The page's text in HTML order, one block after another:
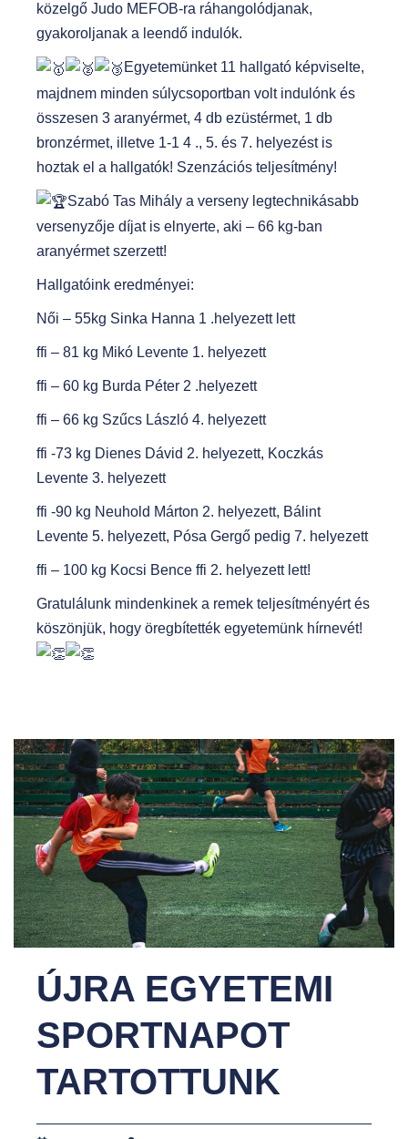
közelgő Judo MEFOB-ra ráhangolódjanak,
gyakoroljanak a leendő indulók.
Egyetemünket 11 hallgató képviselte,
majdnem minden súlycsoportban volt indulónk és
összesen 3 aranyérmet, 4 db ezüstérmet, 1 db
bronzérmet, illetve 1-1 4 ., 5. és 7. helyezést is
hoztak el a hallgatók! Szenzációs teljesítmény!
Szabó Tas Mihály a verseny legtechnikásabb
versenyzője díjat is elnyerte, aki – 66 kg-ban
aranyérmet szerzett!
Hallgatóink eredményei:
Női – 55kg Sinka Hanna 1 .helyezett lett
ffi – 81 kg Mikó Levente 1. helyezett
ffi – 60 kg Burda Péter 2 .helyezett
ffi – 66 kg Szűcs László 4. helyezett
ffi -73 kg Dienes Dávid 2. helyezett, Koczkás
Levente 3. helyezett
ffi -90 kg Neuhold Márton 2. helyezett, Bálint
Levente 5. helyezett, Pósa Gergő pedig 7. helyezett
ffi – 100 kg Kocsi Bence ffi 2. helyezett lett!
Gratulálunk mindenkinek a remek teljesítményért és
köszönjük, hogy öregbítették egyetemünk hírnevét!
ÚJRA EGYETEMI
SPORTNAPOT
TARTOTTUNK